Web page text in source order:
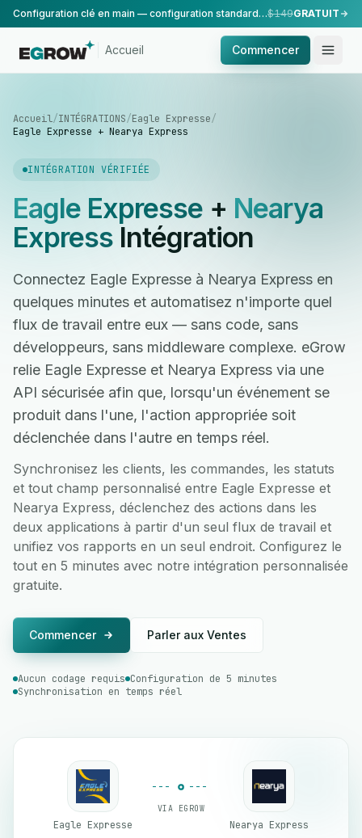
Configuration clé en main — configuration standard, réalisée par notre équipe.$149GRATUIT
Accueil Commencer
Accueil/INTÉGRATIONS/Eagle Expresse/
Eagle Expresse + Nearya Express
INTÉGRATION VÉRIFIÉE
Eagle Expresse+ Nearya
ExpressIntégration
Connectez Eagle Expresse à Nearya Express en
quelques minutes et automatisez n'importe quel
flux de travail entre eux — sans code, sans
développeurs, sans middleware complexe. eGrow
relie Eagle Expresse et Nearya Express via une
API sécurisée afin que, lorsqu'un événement se
produit dans l'une, l'action appropriée soit
déclenchée dans l'autre en temps réel.
Synchronisez les clients, les commandes, les statuts
et tout champ personnalisé entre Eagle Expresse et
Nearya Express, déclenchez des actions dans les
deux applications à partir d'un seul flux de travail et
unifiez vos rapports en un seul endroit. Configurez le
tout en 5 minutes avec notre intégration personnalisée
gratuite.
Commencer Parler aux Ventes
Aucun codage requis Configuration de 5 minutes
Synchronisation en temps réel
Eagle Expresse
VIA EGROW
Nearya Express